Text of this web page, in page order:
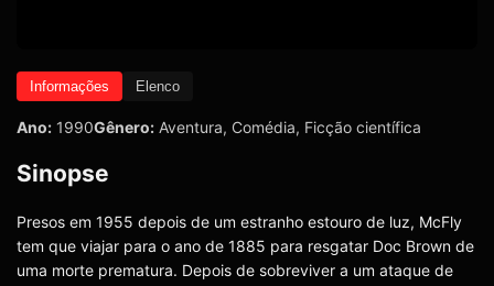
Informações Elenco
Ano: 1990Gênero: Aventura, Comédia, Ficção científica
Sinopse
Presos em 1955 depois de um estranho estouro de luz, McFly
tem que viajar para o ano de 1885 para resgatar Doc Brown de
uma morte prematura. Depois de sobreviver a um ataque de